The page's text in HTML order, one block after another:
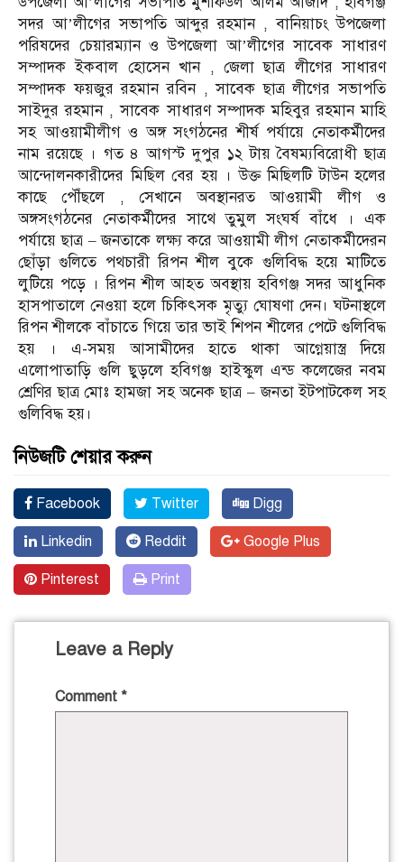
সদর আ’লীগের সভাপতি আব্দুর রহমান , বানিয়াচং উপজেলা
পরিষদের চেয়ারম্যান ও উপজেলা আ’লীগের সাবেক সাধারণ
সম্পাদক ইকবাল হোসেন খান , জেলা ছাত্র লীগের সাধারণ
সম্পাদক ফয়জুর রহমান রবিন , সাবেক ছাত্র লীগের সভাপতি
সাইদুর রহমান , সাবেক সাধারণ সম্পাদক মহিবুর রহমান মাহি
সহ আওয়ামীলীগ ও অঙ্গ সংগঠনের শীর্ষ পর্যায়ে নেতাকর্মীদের
নাম রয়েছে । গত ৪ আগস্ট দুপুর ১২ টায় বৈষম্যবিরোধী ছাত্র
আন্দোলনকারীদের মিছিল বের হয় । উক্ত মিছিলটি টাউন হলের
কাছে পৌঁছলে , সেখানে অবস্থানরত আওয়ামী লীগ ও
অঙ্গসংগঠনের নেতাকর্মীদের সাথে তুমুল সংঘর্ষ বাঁধে । এক
পর্যায়ে ছাত্র – জনতাকে লক্ষ্য করে আওয়ামী লীগ নেতাকর্মীদেরন
ছোঁড়া গুলিতে পথচারী রিপন শীল বুকে গুলিবিদ্ধ হয়ে মাটিতে
লুটিয়ে পড়ে । রিপন শীল আহত অবস্থায় হবিগঞ্জ সদর আধুনিক
হাসপাতালে নেওয়া হলে চিকিৎসক মৃত্যু ঘোষণা দেন। ঘটনাস্থলে
রিপন শীলকে বাঁচাতে গিয়ে তার ভাই শিপন শীলের পেটে গুলিবিদ্ধ
হয় । এ-সময় আসামীদের হাতে থাকা আগ্নেয়াস্ত্র দিয়ে
এলোপাতাড়ি গুলি ছুড়লে হবিগঞ্জ হাইস্কুল এন্ড কলেজের নবম
শ্রেণির ছাত্র মোঃ হামজা সহ অনেক ছাত্র – জনতা ইটপাটকেল সহ
গুলিবিদ্ধ হয়।
নিউজটি শেয়ার করুন
Facebook Twitter Digg
Linkedin Reddit Google Plus
Pinterest Print
Leave a Reply
Comment *